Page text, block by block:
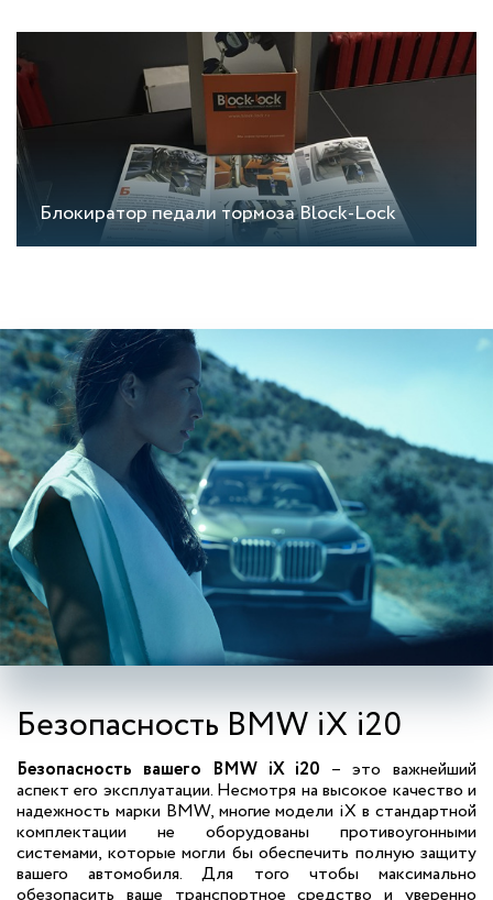
Блокиратор педали тормоза Block-Lock
Безопасность BMW iX i20
Безопасность вашего BMW iX i20 – это важнейший
аспект его эксплуатации. Несмотря на высокое качество и
надежность марки BMW, многие модели iX в стандартной
комплектации не оборудованы противоугонными
системами, которые могли бы обеспечить полную защиту
вашего автомобиля. Для того чтобы максимально
обезопасить ваше транспортное средство и уверенно